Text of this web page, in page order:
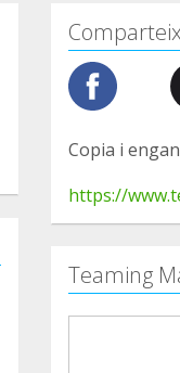
Copia i
https://
Teaming